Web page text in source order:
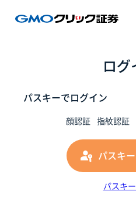
ログ
パスキーでログイン
顔認証 指紋認証
パスキ
パスキ